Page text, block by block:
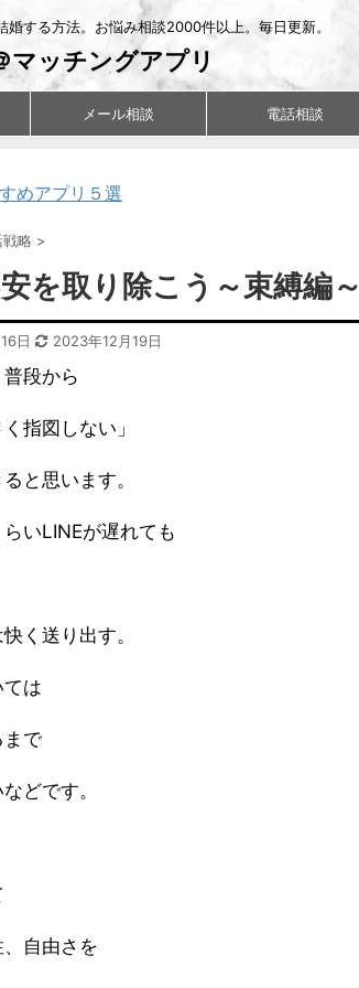
婚する方法。お悩み相談2000件以上。毎日更新。
マッチングアプリ
メール相談 電話相談
めアプリ５選
略 >
を取り除こう～束縛編～
日 2023年12月19日
段から
く指図しない」
と思います。
いLINEが遅れても
く送り出す。
は
まで
どです。
自由さを